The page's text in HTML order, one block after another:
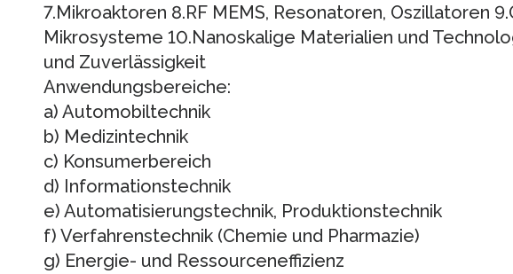
7.Mikroaktoren 8.RF MEMS, Resonatoren, Oszillatoren
Mikrosysteme 10.Nanoskalige Materialien und
und Zuverlässigkeit
Anwendungsbereiche:
a) Automobiltechnik
b) Medizintechnik
c) Konsumerbereich
d) Informationstechnik
e) Automatisierungstechnik, Produktionstechnik
f) Verfahrenstechnik (Chemie und Pharmazie)
g) Energie- und Ressourceneffizienz